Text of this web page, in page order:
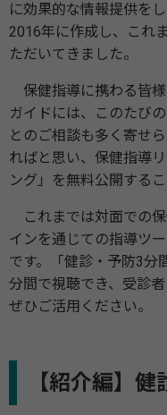
に効果的な情報提供を
2016年に作成し、これ
ただいてきました。
保健指導に携わる皆
ガイドには、このたび
とのご相談も多く寄せ
ればと思い、保健指導
ング」を無料公開する
これまでは対面での
インを通じての指導ツ
です。「健診・予防3分
分間で視聴でき、受診
ぜひご活用ください。
【紹介編】